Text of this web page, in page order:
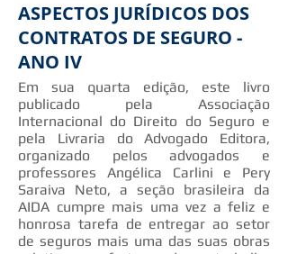
ASPECTOS JURÍDICOS DOS
CONTRATOS DE SEGURO -
ANO IV
Em sua quarta edição, este livro
publicado pela Associação
Internacional do Direito do Seguro e
pela Livraria do Advogado Editora,
organizado pelos advogados e
professores Angélica Carlini e Pery
Saraiva Neto, a seção brasileira da
AIDA cumpre mais uma vez a feliz e
honrosa tarefa de entregar ao setor
de seguros mais uma das suas obras